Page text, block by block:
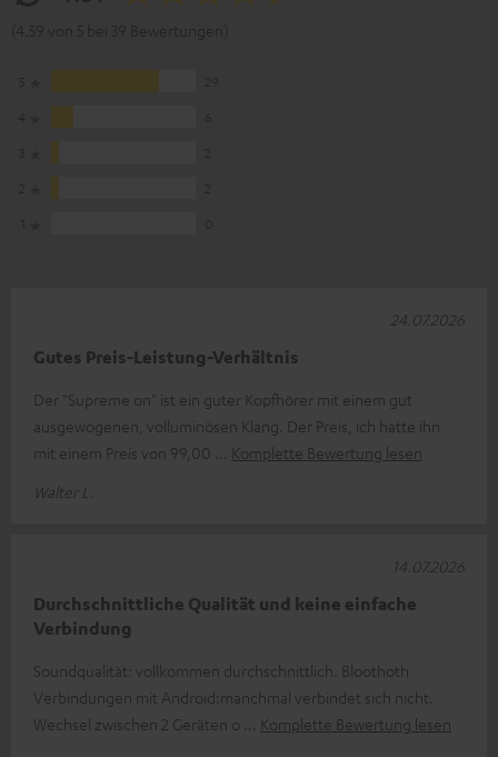
Gutes Preis-Leistung-Verhältnis
Der "Supreme on" ist ein guter Kopfhörer mit einem gut
ausgewogenen, volluminösen Klang. Der Preis, ich hatte ihn
mit einem Preis von 99,00
Komplette Bewertung lesen
Walter L.
24.07.2026
Durchschnittliche Qualität und keine einfache
Verbindung
Soundqualität: vollkommen durchschnittlich. Bloothoth
Verbindungen mit Android:manchmal verbindet sich nicht.
Wechsel zwischen 2 Geräten o
Komplette Bewertung lesen
14.07.2026